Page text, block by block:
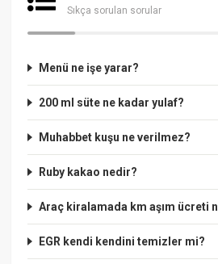
Sıkça sorulan sorular
Menü ne işe yarar?
200 ml süte ne kadar yulaf?
Muhabbet kuşu ne verilmez?
Ruby kakao nedir?
Araç kiralamada km aşım ücreti
EGR kendi kendini temizler mi?